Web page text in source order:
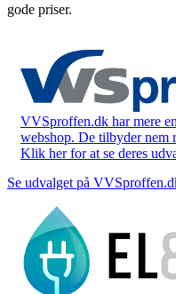
gode priser.
VVSproffen.dk har mere
webshop. De tilbyder nem
Klik her for at se deres
Se udvalget på